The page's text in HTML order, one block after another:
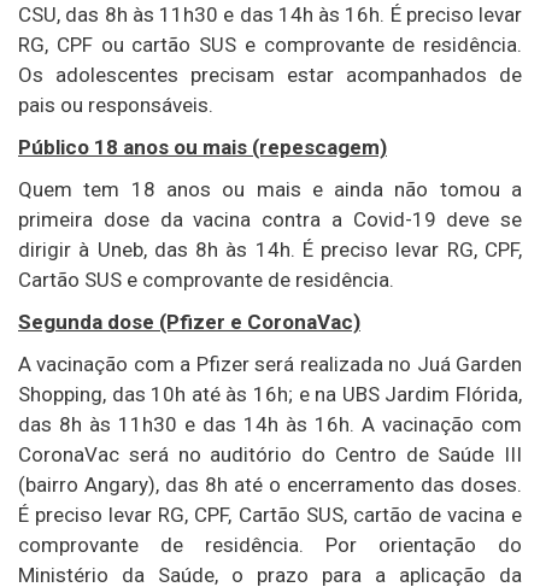
CSU, das 8h às 11h30 e das 14h às 16h. É preciso levar
RG, CPF ou cartão SUS e comprovante de residência.
Os adolescentes precisam estar acompanhados de
pais ou responsáveis.
Público 18 anos ou mais (repescagem)
Quem tem 18 anos ou mais e ainda não tomou a
primeira dose da vacina contra a Covid-19 deve se
dirigir à Uneb, das 8h às 14h. É preciso levar RG, CPF,
Cartão SUS e comprovante de residência.
Segunda dose (Pfizer e CoronaVac)
A vacinação com a Pfizer será realizada no Juá Garden
Shopping, das 10h até às 16h; e na UBS Jardim Flórida,
das 8h às 11h30 e das 14h às 16h. A vacinação com
CoronaVac será no auditório do Centro de Saúde III
(bairro Angary), das 8h até o encerramento das doses.
É preciso levar RG, CPF, Cartão SUS, cartão de vacina e
comprovante de residência. Por orientação do
Ministério da Saúde, o prazo para a aplicação da